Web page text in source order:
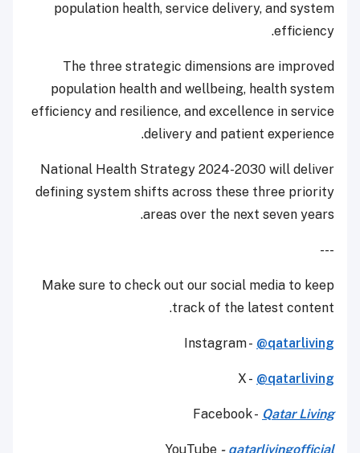
population health, service delivery, and system
efficiency.
The three strategic dimensions are improved
population health and wellbeing, health system
efficiency and resilience, and excellence in service
delivery and patient experience.
National Health Strategy 2024-2030 will deliver
defining system shifts across these three priority
areas over the next seven years.
---
Make sure to check out our social media to keep
track of the latest content.
Instagram - @qatarliving
X - @qatarliving
Facebook - Qatar Living
YouTube - qatarlivingofficial